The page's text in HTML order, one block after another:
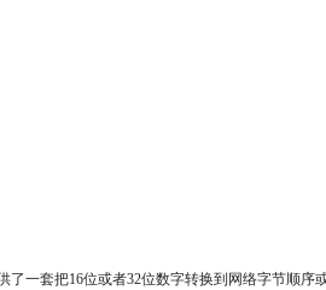
了一套把16位或者32位数字转换到网络字节